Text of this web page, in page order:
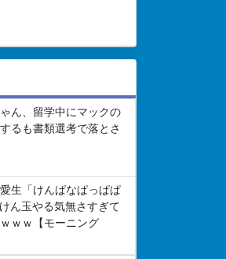
ん、留学中にマックの
るも書類選考で落とさ
愛生「けんぱなぱっぱぱ
玉やる気無さすぎて
ｗｗ【モーニング